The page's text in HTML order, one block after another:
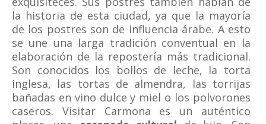
la historia de esta ciudad, ya que la mayoría
de los postres son de influencia árabe. A esto
se une una larga tradición conventual en la
elaboración de la repostería más tradicional.
Son conocidos los bollos de leche, la torta
inglesa, las tortas de almendra, las torrijas
bañadas en vino dulce y miel o los polvorones
caseros. Visitar Carmona es un auténtico